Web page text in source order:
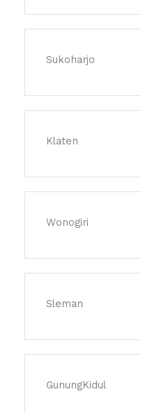
Sukoharjo
Klaten
Wonogiri
Sleman
GunungKidul